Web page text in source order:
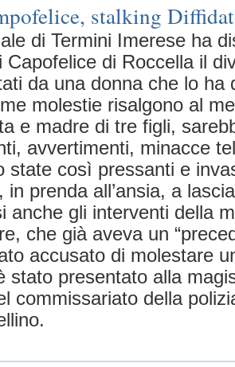
stalking
di Termini Imerese ha
Capofelice di Roccella il
da una donna che lo ha
molestie risalgono al
e madre di tre figli,
avvertimenti, minacce
state così pressanti e
prenda all’ansia, a
anche gli interventi della
che già aveva un
accusato di molestare
stato presentato alla
commissariato della